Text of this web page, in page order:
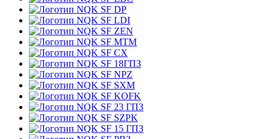
DP
LDI
ZEN
MTM
CX
18ГПЗ
NPZ
SXM
KOFK
23 ГПЗ
SZPK
15 ГПЗ